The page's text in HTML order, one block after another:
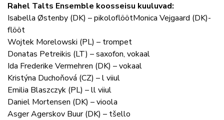
Rahel Talts Ensemble koosseisu kuuluvad:
Isabella Østenby (DK) – pikoloflöötMonica Vejgaard (DK)-
flööt
Wojtek Morelowski (PL) – trompet
Donatas Petreikis (LT) – saxofon, vokaal
Ida Frederike Vermehren (DK) – vokaal
Kristýna Duchoňová (CZ) – l viiul
Emilia Blaszczyk (PL) – ll viiul
Daniel Mortensen (DK) – vioola
Asger Agerskov Buur (DK) – tšello